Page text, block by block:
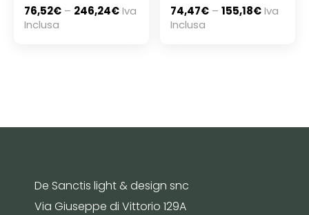
76,52€ – 246,24€Iva
Inclusa
74,47€ –155,18€Iva
Inclusa
De Sanctis light & design snc
Via Giuseppe di Vittorio 129A